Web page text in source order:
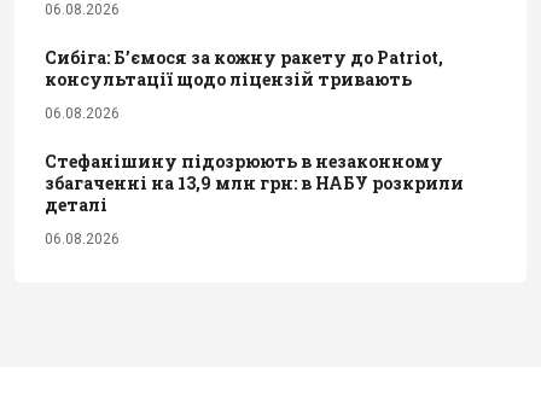
06.08.2026
Сибіга: Б’ємося за кожну ракету до Patriot,
консультації щодо ліцензій тривають
06.08.2026
Стефанішину підозрюють в незаконному
збагаченні на 13,9 млн грн: в НАБУ розкрили
деталі
06.08.2026